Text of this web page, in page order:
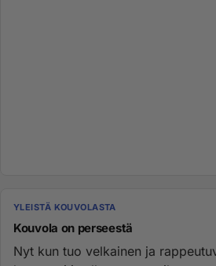
YLEISTÄ KOUVOLASTA
Kouvola on perseestä
Nyt kun tuo velkainen ja rappeutuva